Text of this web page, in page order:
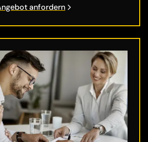
anfordern